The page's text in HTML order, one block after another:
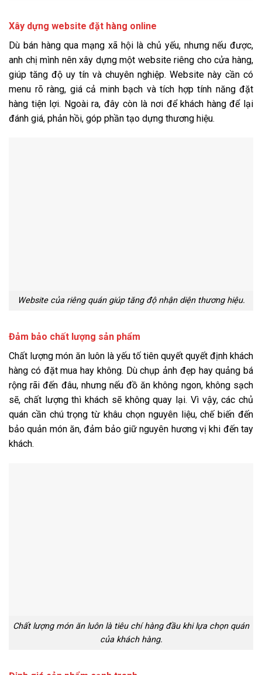
Xây dựng website đặt hàng online
Dù bán hàng qua mạng xã hội là chủ yếu, nhưng nếu được,
anh chị mình nên xây dựng một website riêng cho cửa hàng,
giúp tăng độ uy tín và chuyên nghiệp. Website này cần có
menu rõ ràng, giá cả minh bạch và tích hợp tính năng đặt
hàng tiện lợi. Ngoài ra, đây còn là nơi để khách hàng để lại
đánh giá, phản hồi, góp phần tạo dựng thương hiệu.
Website của riêng quán giúp tăng độ nhận diện thương hiệu.
Đảm bảo chất lượng sản phẩm
Chất lượng món ăn luôn là yếu tố tiên quyết quyết định khách
hàng có đặt mua hay không. Dù chụp ảnh đẹp hay quảng bá
rộng rãi đến đâu, nhưng nếu đồ ăn không ngon, không sạch
sẽ, chất lượng thì khách sẽ không quay lại. Vì vậy, các chủ
quán cần chú trọng từ khâu chọn nguyên liệu, chế biến đến
bảo quản món ăn, đảm bảo giữ nguyên hương vị khi đến tay
khách.
Chất lượng món ăn luôn là tiêu chí hàng đầu khi lựa chọn quán
của khách hàng.